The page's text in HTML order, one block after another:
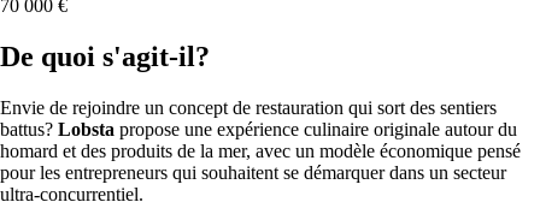
70 000 €
De quoi s'agit-il?
Envie de rejoindre un concept de restauration qui sort des sentiers
battus? Lobsta propose une expérience culinaire originale autour du
homard et des produits de la mer, avec un modèle économique pensé
pour les entrepreneurs qui souhaitent se démarquer dans un secteur
ultra-concurrentiel.